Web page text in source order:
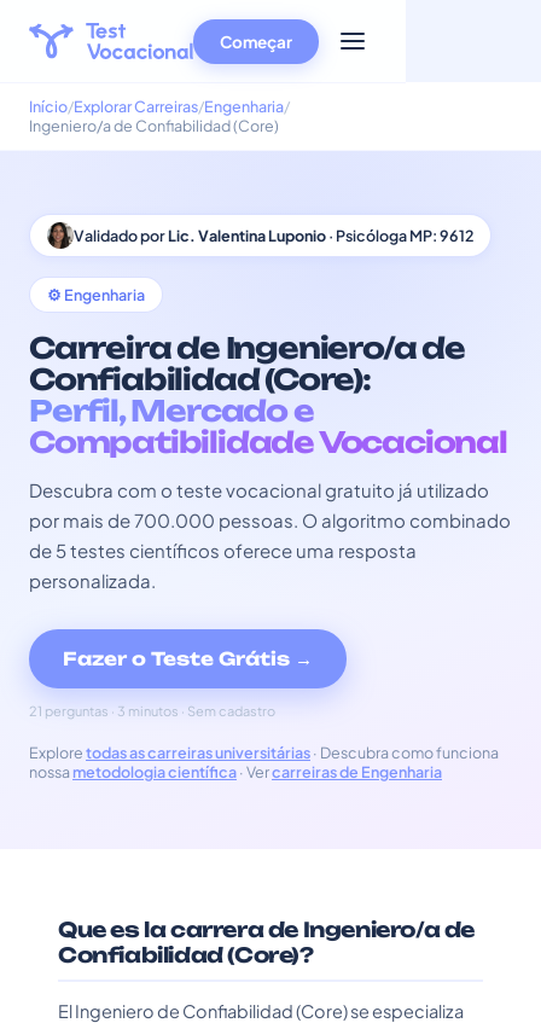
Começar
Início Explorar Carreiras Engenharia
Ingeniero/a de Confiabilidad (Core)
Validado porLic. Valentina Luponio· Psicóloga MP: 9612
⚙️ Engenharia
Carreira de Ingeniero/a de
Confiabilidad (Core):
Perfil, Mercado e
Compatibilidade Vocacional
Descubra com o teste vocacional gratuito já utilizado
por mais de 700.000 pessoas. O algoritmo combinado
de 5 testes científicos oferece uma resposta
personalizada.
Fazer o Teste Grátis →
21 perguntas · 3 minutos · Sem cadastro
Exploretodas as carreiras universitárias· Descubra como funciona
nossa metodologia científica· Vercarreiras de Engenharia
Que es la carrera de Ingeniero/a de
Confiabilidad (Core)?
El Ingeniero de Confiabilidad (Core) se especializa